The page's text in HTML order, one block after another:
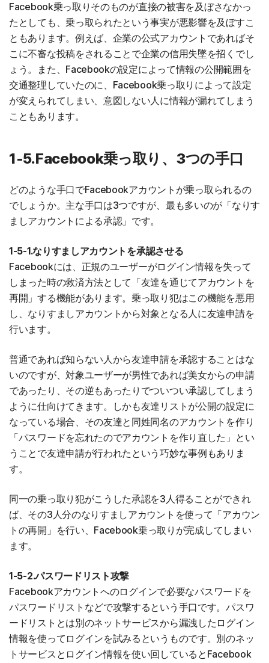
Facebook乗っ取りそのものが直接の被害を及ぼさなかっ
たとしても、乗っ取られたという事実が悪影響を及ぼすこ
ともあります。例えば、企業の公式アカウントであればそ
こに不審な投稿をされることで企業の信用失墜を招くでし
ょう。また、Facebookの設定によって情報の公開範囲を
交通整理していたのに、Facebook乗っ取りによって設定
が変えられてしまい、意図しない人に情報が漏れてしまう
こともあります。
1-5.Facebook乗っ取り、3つの手口
どのような手口でFacebookアカウントが乗っ取られるの
でしょうか。主な手口は3つですが、最も多いのが「なりす
ましアカウントによる承認」です。
1-5-1.なりすましアカウントを承認させる
Facebookには、正規のユーザーがログイン情報を失って
しまった時の救済方法として「友達を通じてアカウントを
再開」する機能があります。乗っ取り犯はこの機能を悪用
し、なりすましアカウントから対象となる人に友達申請を
行います。
普通であれば知らない人から友達申請を承認することはな
いのですが、対象ユーザーが男性であれば美女からの申請
であったり、その逆もあったりでついつい承認してしまう
ように仕向けてきます。しかも友達リストが公開の設定に
なっている場合、その友達と同姓同名のアカウントを作り
「パスワードを忘れたのでアカウントを作り直した」とい
うことで友達申請が行われたという巧妙な事例もありま
す。
同一の乗っ取り犯がこうした承認を3人得ることができれ
ば、その3人分のなりすましアカウントを使って「アカウン
トの再開」を行い、Facebook乗っ取りが完成してしまい
ます。
1-5-2.パスワードリスト攻撃
Facebookアカウントへのログインで必要なパスワードを
パスワードリストなどで攻撃するという手口です。パスワ
ードリストとは別のネットサービスから漏洩したログイン
情報を使ってログインを試みるというものです。別のネッ
トサービスとログイン情報を使い回しているとFacebook